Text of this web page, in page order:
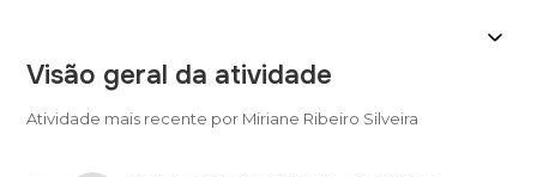
Visão geral da atividade
Atividade mais recente por Miriane Ribeiro Silveira